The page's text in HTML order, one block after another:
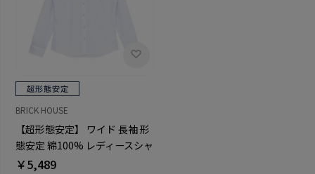
BRICK HOUSE
【超形態安定】 ワイド 長袖 形
態安定 綿100% レディースシャ
ツ
￥5,489